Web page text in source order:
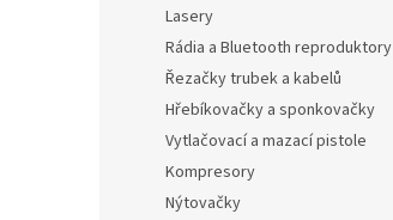
Lasery
Rádia a Bluetooth reproduktory
Řezačky trubek a kabelů
Hřebíkovačky a sponkovačky
Vytlačovací a mazací pistole
Kompresory
Nýtovačky